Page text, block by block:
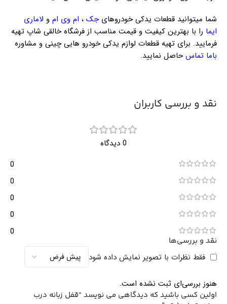
شما میتوانید قطعات یدکی خودروهایجک ، ام وی ام و لاماری
ایما را با بهترین کیفیت و قیمت مناسب از فرشگاه خالقی شاپ تهیه
فرمایید. برای تهیه قطعات لوازم یدکی خودرو هایی چینی و مشاوره
باما تماس حاصل نمایید.
نقد و بررسی کاربران
0 دیدگاه
0
0
0
0
0
نقد و بررسی‌ها
فقط نظرات با تصویر نمایش داده شود
هنوز بررسی‌ای ثبت نشده است.
اولین کسی باشید که دیدگاهی می نویسد “قفل زبانه درب